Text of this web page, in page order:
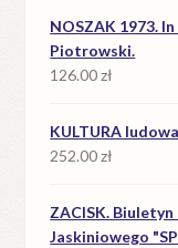
NOSZAK 1973.
Piotrowski.
126.00zł
KULTURA
252.00zł
ZACISK.
Jaskiniowego